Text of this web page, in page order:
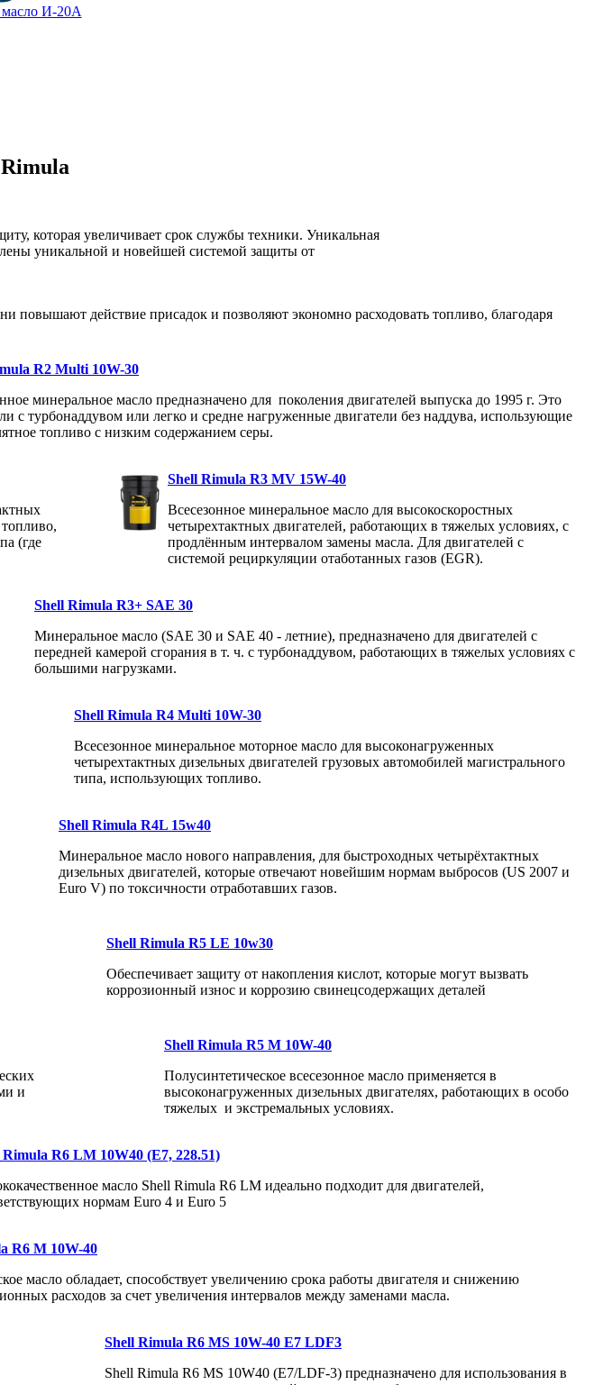
масло И-20А
которая увеличивает срок службы техники. Уникальная
уникальной и новейшей системой защиты от
повышают действие присадок и позволяют экономно расходовать топливо, благодаря
R2 Multi 10W-30
минеральное масло предназначено для поколения двигателей выпуска до 1995 г. Это
с турбонаддувом или легко и средне нагруженные двигатели без наддува, использующие
топливо с низким содержанием серы.
(где
Shell Rimula R3 MV 15W-40
Всесезонное минеральное масло для высокоскоростных
четырехтактных двигателей, работающих в тяжелых условиях, с
продлённым интервалом замены масла. Для двигателей с
системой рециркуляции отаботанных газов (EGR).
Shell Rimula R3+ SAE 30
Минеральное масло (SAE 30 и SAE 40 - летние), предназначено для двигателей с
передней камерой сгорания в т. ч. с турбонаддувом, работающих в тяжелых условиях с
большими нагрузками.
Shell Rimula R4 Multi 10W-30
Всесезонное минеральное моторное масло для высоконагруженных
четырехтактных дизельных двигателей грузовых автомобилей магистрального
типа, использующих топливо.
Shell Rimula R4L 15w40
Минеральное масло нового направления, для быстроходных четырёхтактных
дизельных двигателей, которые отвечают новейшим нормам выбросов (US 2007 и
Euro V) по токсичности отработавших газов.
Shell Rimula R5 LE 10w30
Обеспечивает защиту от накопления кислот, которые могут вызвать
коррозионный износ и коррозию свинецсодержащих деталей
и
Shell Rimula R5 M 10W-40
Полусинтетическое всесезонное масло применяется в
высоконагруженных дизельных двигателях, работающих в особо
тяжелых и экстремальных условиях.
Rimula R6 LM 10W40 (E7, 228.51)
масло Shell Rimula R6 LM идеально подходит для двигателей,
нормам Euro 4 и Euro 5
R6 M 10W-40
масло обладает, способствует увеличению срока работы двигателя и снижению
расходов за счет увеличения интервалов между заменами масла.
Shell Rimula R6 MS 10W-40 E7 LDF3
Shell Rimula R6 MS 10W40 (E7/LDF-3) предназначено для использования в